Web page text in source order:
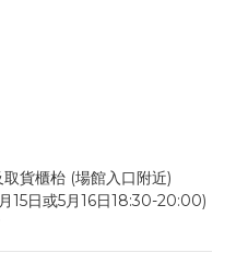
貨櫃枱 (場館入口附近)
15日或5月16日18:30-20:00)